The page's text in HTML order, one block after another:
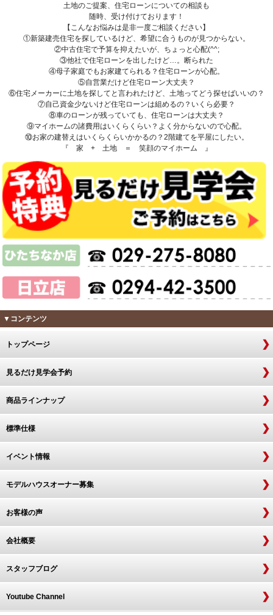
土地のご提案、住宅ローンについての相談も
随時、受け付けております！
【こんなお悩みは是非一度ご相談ください】
①新築建売住宅を探しているけど、希望に合うものが見つからない。
②中古住宅で予算を抑えたいが、ちょっと心配(^^;
③他社で住宅ローンを出したけど…。断られた
④母子家庭でもお家建てられる？住宅ローンが心配。
⑤自営業だけど住宅ローン大丈夫？
⑥住宅メーカーに土地を探してと言われたけど、土地ってどう探せばいいの？
⑦自己資金少ないけど住宅ローンは組めるの？いくら必要？
⑧車のローンが残っていても、住宅ローンは大丈夫？
⑨マイホームの諸費用はいくらくらい？よく分からないので心配。
⑩お家の建替えはいくらくらいかかるの？2階建てを平屋にしたい。
『 家 + 土地 ＝ 笑顔のマイホーム 』
▼コンテンツ
トップページ
見るだけ見学会予約
商品ラインナップ
標準仕様
イベント情報
モデルハウスオーナー募集
お客様の声
会社概要
スタッフブログ
Youtube Channel